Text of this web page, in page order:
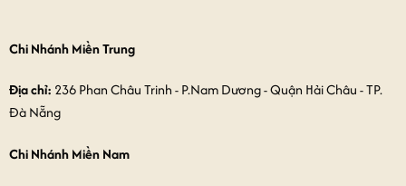
Chi Nhánh Miền Trung
Địa chỉ: 236 Phan Châu Trinh - P.Nam Dương - Quận Hải Châu - TP.
Đà Nẵng
Chi Nhánh Miền Nam